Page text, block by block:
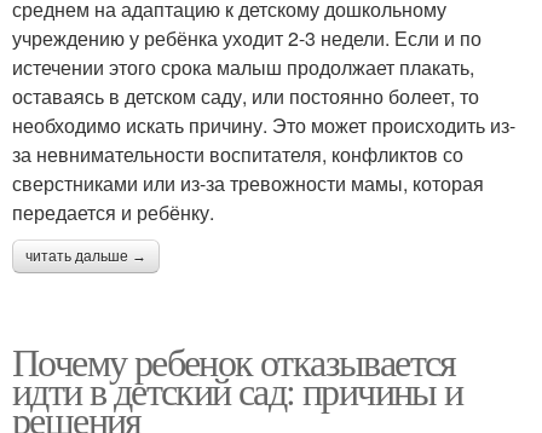
среднем на адаптацию к детскому дошкольному
учреждению у ребёнка уходит 2-3 недели. Если и по
истечении этого срока малыш продолжает плакать,
оставаясь в детском саду, или постоянно болеет, то
необходимо искать причину. Это может происходить из-
за невнимательности воспитателя, конфликтов со
сверстниками или из-за тревожности мамы, которая
передается и ребёнку.
читать дальше →
Почему ребенок отказывается
идти в детский сад: причины и
решения